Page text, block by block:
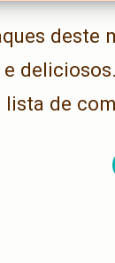
deste
de